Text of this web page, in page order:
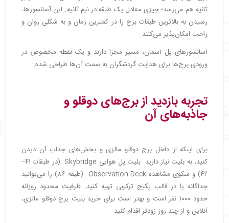
ثانیه هم می‌رسد؛ چیزی معادل یک طبقه در نیم ثانیه. این آسانسورها،
رسیدن به بالاترین طبقات برج را در کمترین زمان و به شکلی روان و
راحت امکان‌پذیر می‌کنند.
آسانسورهای پل آسمان، مسیر مجزا دارند و یک نقطه مخصوص در
ورودی برج‌ها برای هدایت گردشگران به سمت آن‌ها طراحی شده.
تجربه بازدید از برج‌های دوقلو و
جاذبه‌های آن
برای اینکه از داخل برج دوقلو مالزی و بخش‌های جذاب آن دیدن
کنید، به بلیت نیاز دارید. بلیت پل هوایی Skybridge (در طبقات ۴۱–
۴۲) و سکوی مشاهده Observation Deck (طبقه ۸۶) را می‌توانید
جداگانه یا در قالب پکیج ترکیبی تهیه کنید. ظرفیت محدود روزانه
حدود ۱۰۰۰ نفر است و بهتر است برای خرید بلیت برج دوقلو مالزی،
آنلاین و از چند روز زودتر اقدام کنید.